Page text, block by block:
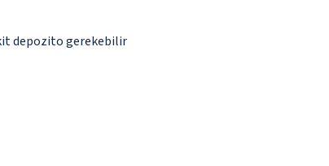
depozito gerekebilir